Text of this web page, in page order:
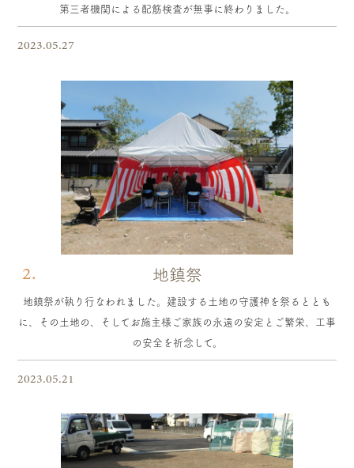
第三者機関による配筋検査が無事に終わりました。
2023.05.27
2. 地鎮祭
地鎮祭が執り行なわれました。建設する土地の守護神を祭るととも
に、その土地の、そしてお施主様ご家族の永遠の安定とご繁栄、工事
の安全を祈念して。
2023.05.21